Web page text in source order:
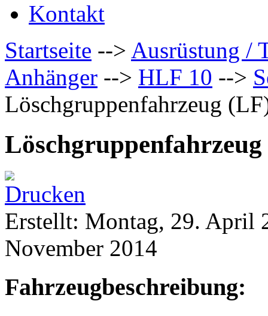
Kontakt
Startseite --> Ausrüstung /
Anhänger --> HLF 10 -->
Löschgruppenfahrzeug
Erstellt: Montag, 29. April
November 2014
Fahrzeugbeschreibung: